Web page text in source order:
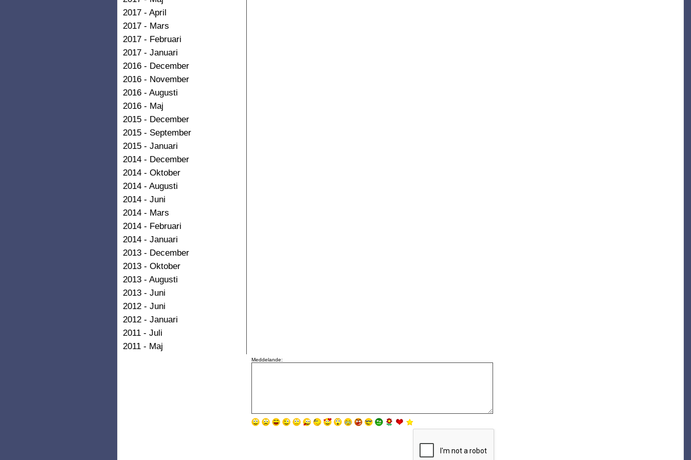
2017 - April
2017 - Mars
2017 - Februari
2017 - Januari
2016 - December
2016 - November
2016 - Augusti
2016 - Maj
2015 - December
2015 - September
2015 - Januari
2014 - December
2014 - Oktober
2014 - Augusti
2014 - Juni
2014 - Mars
2014 - Februari
2014 - Januari
2013 - December
2013 - Oktober
2013 - Augusti
2013 - Juni
2012 - Juni
2012 - Januari
2011 - Juli
2011 - Maj
Meddelande: